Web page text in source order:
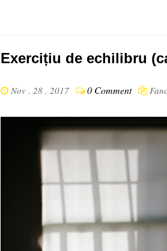
Exercițiu de echilibru
Nov . 28 . 2017 0 Comment